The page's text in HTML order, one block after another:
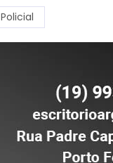
Policial